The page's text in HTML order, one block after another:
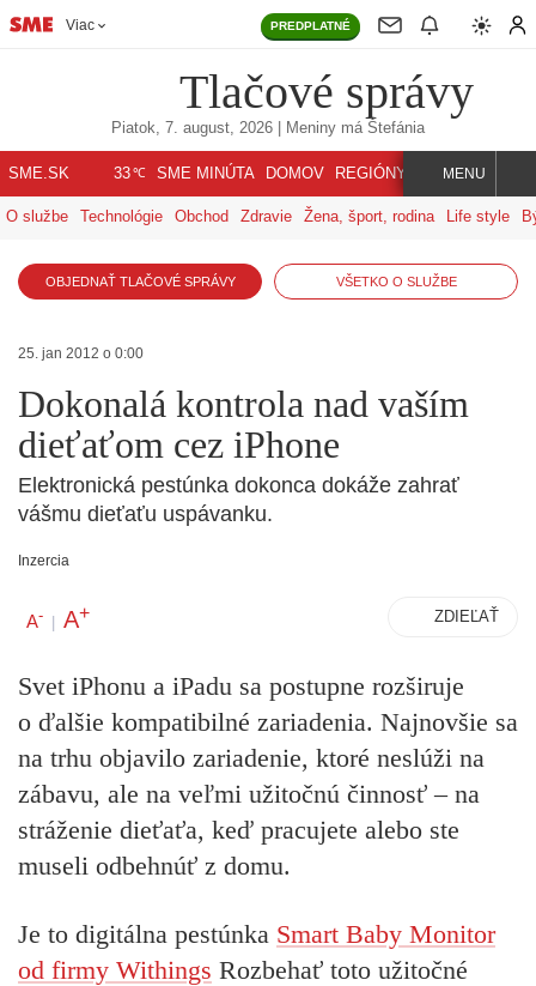
Viac PREDPLATNÉ
Tlačové správy
Piatok, 7. august, 2026 | Meniny má Štefánia
SME.SK 33℃ SME MINÚTA DOMOV REGIÓNY INDEX SVET
MENU
O službe Technológie Obchod Zdravie Žena, šport, rodina Life style
OBJEDNAŤ TLAČOVÉ SPRÁVY VŠETKO O SLUŽBE
25. jan 2012 o 0:00
Dokonalá kontrola nad vaším
dieťaťom cez iPhone
Elektronická pestúnka dokonca dokáže zahrať
vášmu dieťaťu uspávanku.
Inzercia
A- | A+ ZDIEĽAŤ
Svet iPhonu a iPadu sa postupne rozširuje
o ďalšie kompatibilné zariadenia. Najnovšie sa
na trhu objavilo zariadenie, ktoré neslúži na
zábavu, ale na veľmi užitočnú činnosť – na
stráženie dieťaťa, keď pracujete alebo ste
museli odbehnúť z domu.
Je to digitálna pestúnka Smart Baby Monitor
od firmy Withings Rozbehať toto užitočné